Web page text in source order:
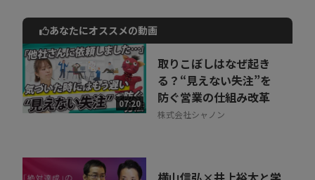
動画でご紹介しているサービスについて
お気軽にご相談・ご質問いただけます！
30秒でお申し込み可能
相談を希望する 無料
あなたにオススメの動画
07:20
取りこぼしはなぜ起き
る？“見えない失注”を
防ぐ営業の仕組み改革
株式会社シャノン